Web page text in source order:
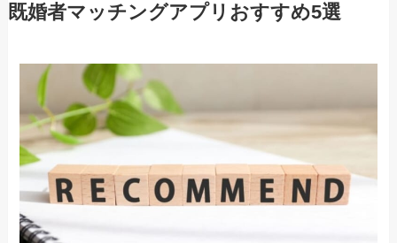
既婚者マッチングアプリおすすめ5選